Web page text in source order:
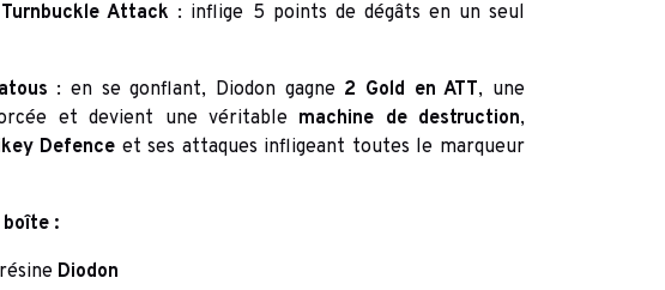
Attack : inflige 5 points de dégâts en un seul
: en se gonflant, Diodon gagne 2 Gold en ATT, une
et devient une véritable machine de destruction,
Defence et ses attaques infligeant toutes le marqueur
boîte :
Diodon